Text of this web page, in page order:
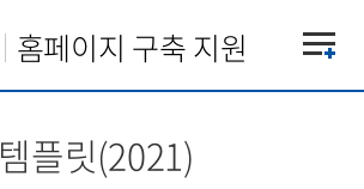
홈페이지 구축 지원
템플릿(2021)